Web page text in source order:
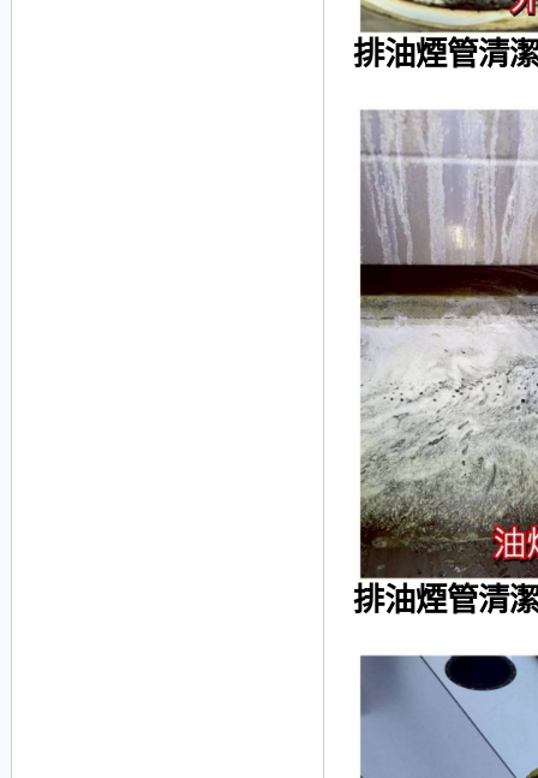
排油煙管清
排油煙管清